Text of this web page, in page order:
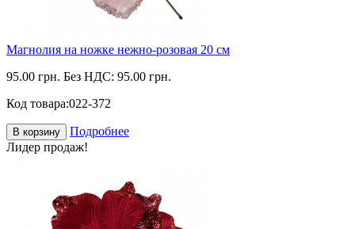
Магнолия на ножке нежно-розовая 20 см
95.00 грн. Без НДС: 95.00 грн.
Код товара:022-372
В корзину
Подробнее
Лидер продаж!